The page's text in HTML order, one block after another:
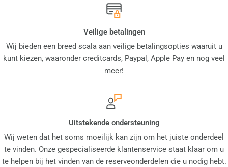
Veilige betalingen
Wij bieden een breed scala aan veilige betalingsopties waaruit u
kunt kiezen, waaronder creditcards, Paypal, Apple Pay en nog veel
meer!
Uitstekende ondersteuning
Wij weten dat het soms moeilijk kan zijn om het juiste onderdeel
te vinden. Onze gespecialiseerde klantenservice staat klaar om u
te helpen bij het vinden van de reserveonderdelen die u nodig hebt.